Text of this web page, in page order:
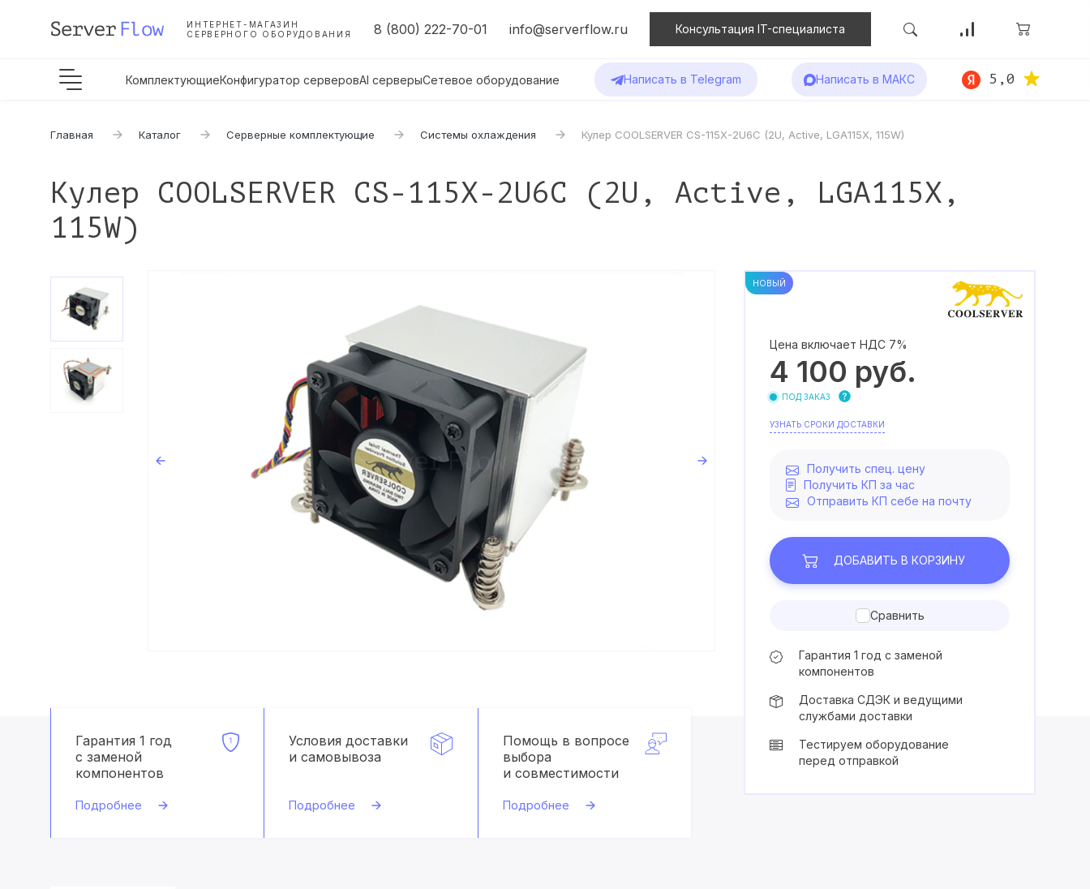
ИНТЕРНЕТ-МАГАЗИН
СЕРВЕРНОГО ОБОРУДОВАНИЯ
8 (800) 222-70-01 info@serverflow.ru Консультация IT-специалиста
КомплектующиеКонфигуратор серверовAI серверыСетевое оборудование Написать в Telegram Написать в МАКС 5,0
Главная Каталог Серверные комплектующие Системы охлаждения Кулер COOLSERVER CS-115X-2U6C (2U, Active, LGA115X, 115W)
Кулер COOLSERVER CS-115X-2U6C (2U, Active, LGA115X,
115W)
Гарантия 1 год
с заменой
компонентов
Подробнее
Условия доставки
и самовывоза
Подробнее
Помощь в вопросе
выбора
и совместимости
Подробнее
НОВЫЙ
Цена включает НДС 7%
4 100 руб.
ПОД ЗАКАЗ
УЗНАТЬ СРОКИ ДОСТАВКИ
Получить спец. цену
Получить КП за час
Отправить КП себе на почту
ДОБАВИТЬ В КОРЗИНУ
Сравнить
Гарантия 1 год с заменой
компонентов
Доставка СДЭК и ведущими
службами доставки
Тестируем оборудование
перед отправкой